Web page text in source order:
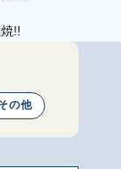
!!
の他